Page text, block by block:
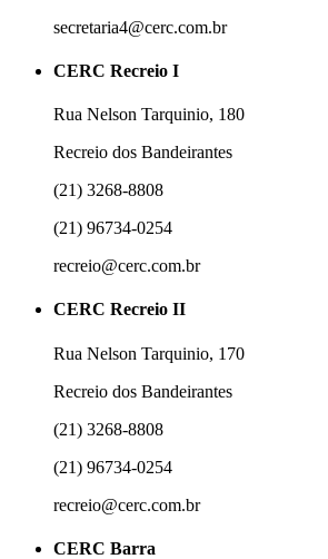
secretaria4@cerc.com.br
CERC Recreio I
Rua Nelson Tarquinio, 180
Recreio dos Bandeirantes
(21) 3268-8808
(21) 96734-0254
recreio@cerc.com.br
CERC Recreio II
Rua Nelson Tarquinio, 170
Recreio dos Bandeirantes
(21) 3268-8808
(21) 96734-0254
recreio@cerc.com.br
CERC Barra